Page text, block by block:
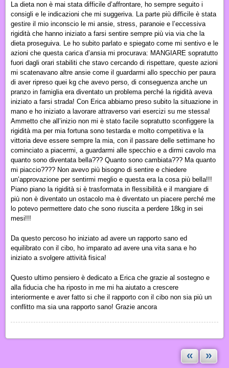
La dieta non è mai stata difficile d’affrontare, ho sempre seguito i
consigli e le indicazioni che mi suggeriva. La parte più difficile è stata
gestire il mio inconscio le mi ansie, stress, paranoie e l’eccessiva
rigidità che hanno iniziato a farsi sentire sempre più via via che la
dieta proseguiva. Le ho subito parlato e spiegato come mi sentivo e le
azioni che questa carica d’ansia mi procurava: MANGIARE sopratutto
fuori dagli orari stabiliti che stavo cercando di rispettare, queste azioni
mi scatenavano altre ansie come il guardarmi allo specchio per paura
di aver ripreso quei kg che avevo perso, di conseguenza anche un
pranzo in famiglia era diventato un problema perché la rigidità aveva
iniziato a farsi strada! Con Erica abbiamo preso subito la situazione in
mano e ho iniziato a lavorare attraverso vari esercizi su me stessa!
Ammetto che all’inizio non mi è stato facile sopratutto sconfiggere la
rigidità ma per mia fortuna sono testarda e molto competitiva e la
vittoria deve essere sempre la mia, con il passare delle settimane ho
cominciato a piacermi, a guardarmi alle specchio e a dirmi cavolo ma
quanto sono diventata bella??? Quanto sono cambiata??? Ma quanto
mi piaccio???? Non avevo più bisogno di sentire e chiedere
un’approvazione per sentirmi meglio e questa era la cosa più bella!!!
Piano piano la rigidità si è trasformata in flessibilità e il mangiare di
più non è diventato un ostacolo ma è diventato un piacere perché me
lo potevo permettere dato che sono riuscita a perdere 18kg in sei
mesi!!!
Da questo percoso ho iniziato ad avere un rapporto sano ed
equilibrato con il cibo, ho imparato ad avere una vita sana e ho
iniziato a svolgere attività fisica!
Questo ultimo pensiero è dedicato a Erica che grazie al sostegno e
alla fiducia che ha riposto in me mi ha aiutato a crescere
interiormente e aver fatto si che il rapporto con il cibo non sia più un
conflitto ma sia una rapporto sano! Grazie ancora
« »